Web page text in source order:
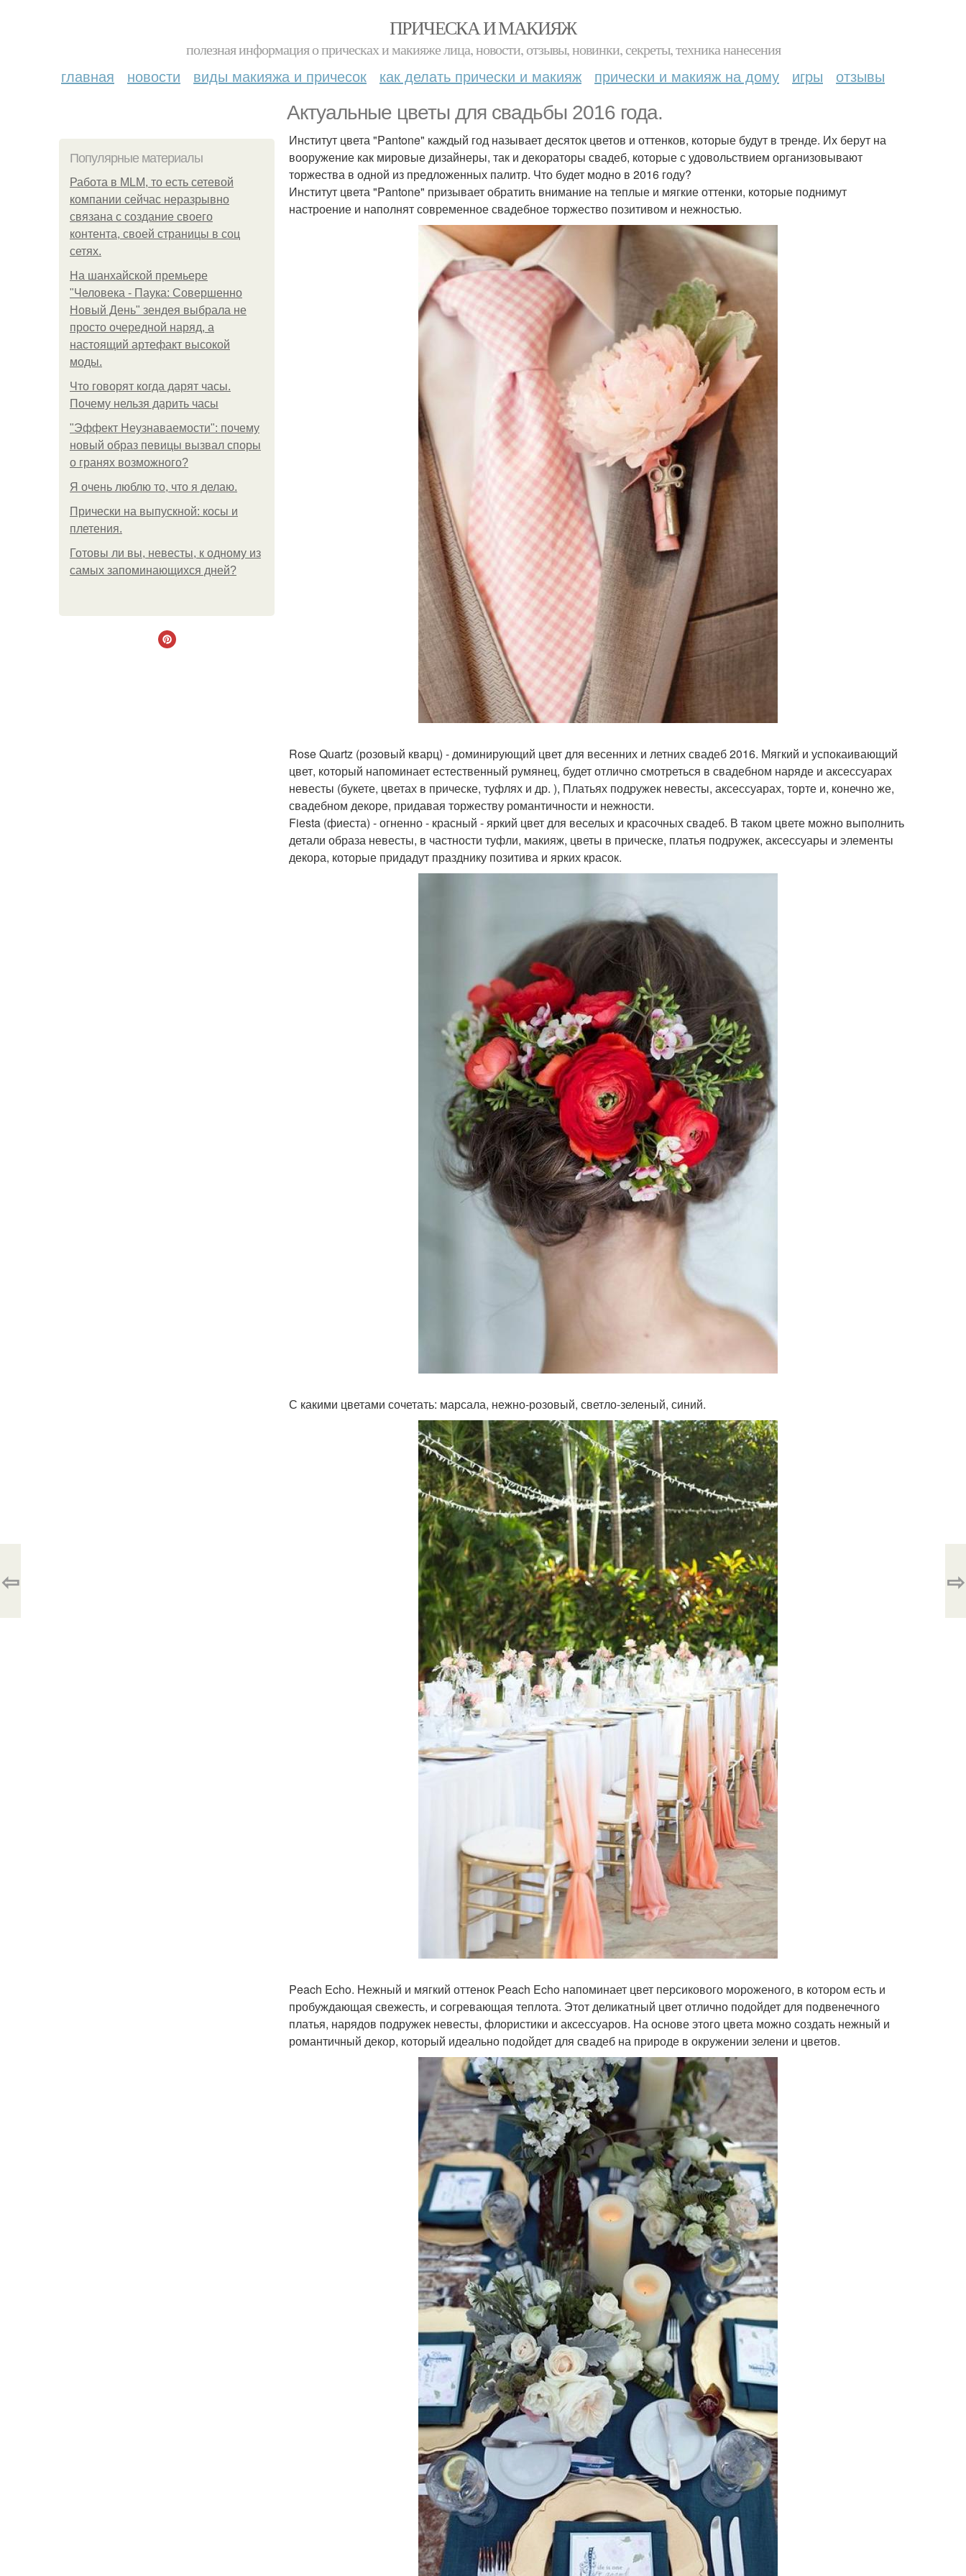
ПРИЧЕСКА И МАКИЯЖ
полезная информация о прическах и макияже лица, новости, отзывы, новинки, секреты, техника нанесения
главная новости виды макияжа и причесок как делать прически и макияж прически и макияж на дому игры отзывы
Актуальные цветы для свадьбы 2016 года.
Популярные материалы
Работа в MLM, то есть сетевой
компании сейчас неразрывно
связана с создание своего
контента, своей страницы в соц
сетях.
На шанхайской премьере
"Человека - Паука: Совершенно
Новый День" зендея выбрала не
просто очередной наряд, а
настоящий артефакт высокой
моды.
Что говорят когда дарят часы.
Почему нельзя дарить часы
"Эффект Неузнаваемости": почему
новый образ певицы вызвал споры
о гранях возможного?
Я очень люблю то, что я делаю.
Прически на выпускной: косы и
плетения.
Готовы ли вы, невесты, к одному из
самых запоминающихся дней?
Институт цвета "Pantone" каждый год называет десяток цветов и оттенков, которые будут в тренде. Их берут на
вооружение как мировые дизайнеры, так и декораторы свадеб, которые с удовольствием организовывают
торжества в одной из предложенных палитр. Что будет модно в 2016 году?
Институт цвета "Pantone" призывает обратить внимание на теплые и мягкие оттенки, которые поднимут
настроение и наполнят современное свадебное торжество позитивом и нежностью.
Rose Quartz (розовый кварц) - доминирующий цвет для весенних и летних свадеб 2016. Мягкий и успокаивающий
цвет, который напоминает естественный румянец, будет отлично смотреться в свадебном наряде и аксессуарах
невесты (букете, цветах в прическе, туфлях и др. ), Платьях подружек невесты, аксессуарах, торте и, конечно же,
свадебном декоре, придавая торжеству романтичности и нежности.
Fiesta (фиеста) - огненно - красный - яркий цвет для веселых и красочных свадеб. В таком цвете можно выполнить
детали образа невесты, в частности туфли, макияж, цветы в прическе, платья подружек, аксессуары и элементы
декора, которые придадут празднику позитива и ярких красок.
С какими цветами сочетать: марсала, нежно-розовый, светло-зеленый, синий.
Peach Echo. Нежный и мягкий оттенок Peach Echo напоминает цвет персикового мороженого, в котором есть и
пробуждающая свежесть, и согревающая теплота. Этот деликатный цвет отлично подойдет для подвенечного
платья, нарядов подружек невесты, флористики и аксессуаров. На основе этого цвета можно создать нежный и
романтичный декор, который идеально подойдет для свадеб на природе в окружении зелени и цветов.
⇦ ⇨